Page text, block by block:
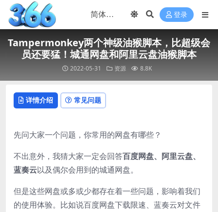
登录
Tampermonkey两个神级油猴脚本，比超级会
员还要猛！城通网盘和阿里云盘油猴脚本
2022-05-31 资源 8.8K
详情介绍 常见问题
先问大家一个问题，你常用的网盘有哪些？
不出意外，我猜大家一定会回答百度网盘、阿里云盘、
蓝奏云以及偶尔会用到的城通网盘。
但是这些网盘或多或少都存在着一些问题，影响着我们
的使用体验。比如说百度网盘下载限速、蓝奏云对文件